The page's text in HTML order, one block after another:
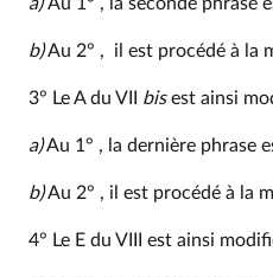
b)Au 2° , il est procédé à la
3° Le A du VII bisest ainsi
a)Au 1° , la dernière phrase
b)Au 2° , il est procédé à la
4° Le E du VIII est ainsi